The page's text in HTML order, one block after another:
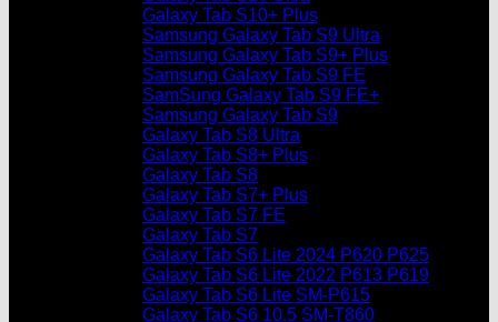
Galaxy Tab S10+ Plus
Samsung Galaxy Tab S9 Ultra
Samsung Galaxy Tab S9+ Plus
Samsung Galaxy Tab S9 FE
SamSung Galaxy Tab S9 FE+
Samsung Galaxy Tab S9
Galaxy Tab S8 Ultra
Galaxy Tab S8+ Plus
Galaxy Tab S8
Galaxy Tab S7+ Plus
Galaxy Tab S7 FE
Galaxy Tab S7
Galaxy Tab S6 Lite 2024 P620 P625
Galaxy Tab S6 Lite 2022 P613 P619
Galaxy Tab S6 Lite SM-P615
Galaxy Tab S6 10.5 SM-T860